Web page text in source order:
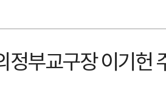
정부교구장 이기헌